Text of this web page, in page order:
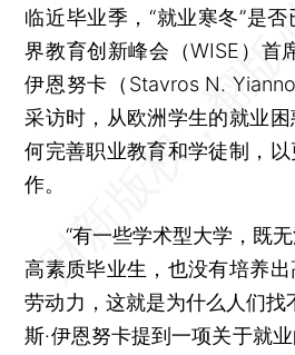
临近毕业季，“就业寒冬”是
界教育创新峰会（WISE）首
伊恩努卡（Stavros N.
采访时，从欧洲学生的就业
何完善职业教育和学徒制，
作。
“有一些学术型大学，既无
高素质毕业生，也没有培养
劳动力，这就是为什么人们找
斯·伊恩努卡提到一项关于就